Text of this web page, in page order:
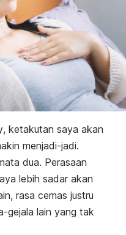
, ketakutan saya akan
menjadi-jadi.
dua. Perasaan
lebih sadar akan
rasa cemas justru
gejala lain yang tak